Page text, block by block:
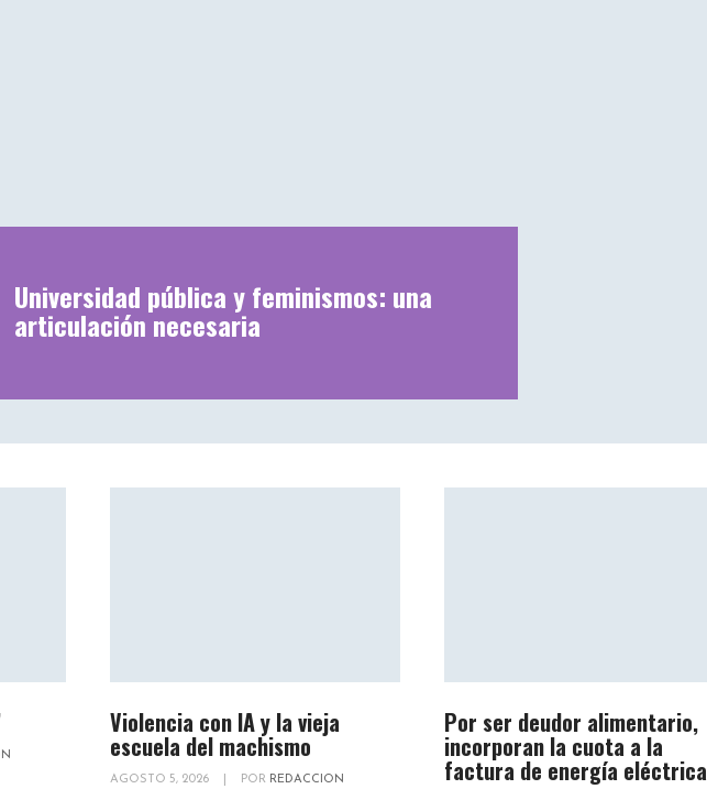
Universidad pública y feminismos: una
articulación necesaria
Violencia con IA y la vieja
escuela del machismo
AGOSTO 5, 2026 POR REDACCION
Por ser deudor alimentario,
incorporan la cuota a la
factura de energía eléctrica